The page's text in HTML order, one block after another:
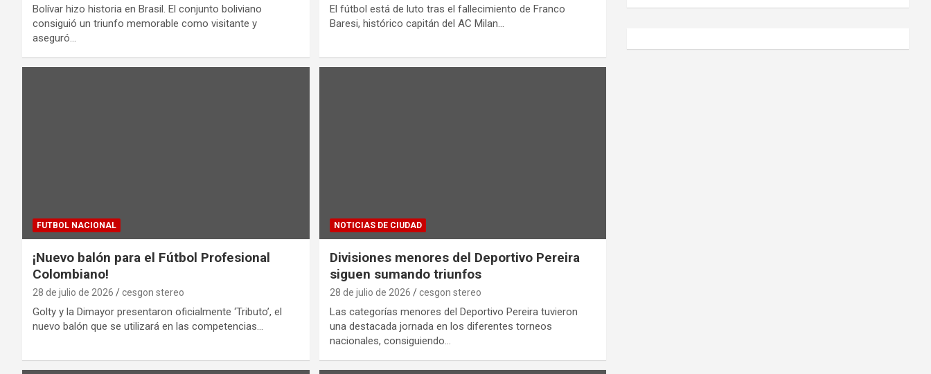
Bolívar hizo historia en Brasil. El conjunto boliviano
consiguió un triunfo memorable como visitante y
aseguró…
El fútbol está de luto tras el fallecimiento de Franco
Baresi, histórico capitán del AC Milan…
FUTBOL NACIONAL
¡Nuevo balón para el Fútbol Profesional
Colombiano!
28 de julio de 2026 cesgon stereo
Golty y la Dimayor presentaron oficialmente ‘Tributo’, el
nuevo balón que se utilizará en las competencias…
NOTICIAS DE CIUDAD
Divisiones menores del Deportivo Pereira
siguen sumando triunfos
28 de julio de 2026 cesgon stereo
Las categorías menores del Deportivo Pereira tuvieron
una destacada jornada en los diferentes torneos
nacionales, consiguiendo…